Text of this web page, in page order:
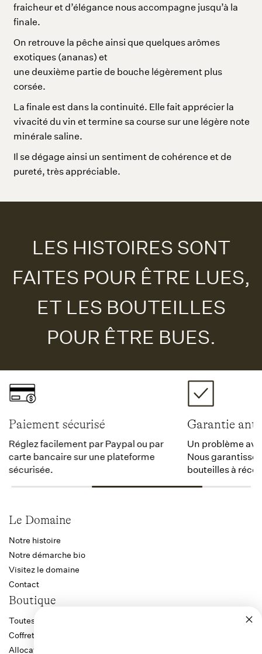
fraicheur et d’élégance nous accompagne jusqu’à la
finale.
On retrouve la pêche ainsi que quelques arômes
exotiques (ananas) et
une deuxième partie de bouche légèrement plus
corsée.
La finale est dans la continuité. Elle fait apprécier la
vivacité du vin et termine sa course sur une légère note
minérale saline.
Il se dégage ainsi un sentiment de cohérence et de
pureté, très appréciable.
LES HISTOIRES SONT
FAITES POUR ÊTRE LUES,
ET LES BOUTEILLES
POUR ÊTRE BUES.
Paiement sécurisé
Réglez facilement par Paypal ou par
carte bancaire sur une plateforme
sécurisée.
Garantie
Un problème
Nous
bouteilles à
Le Domaine
Notre histoire
Notre démarche bio
Visitez le domaine
Contact
Boutique
Toutes les cuvées
Coffrets
Allocation Bourgogne